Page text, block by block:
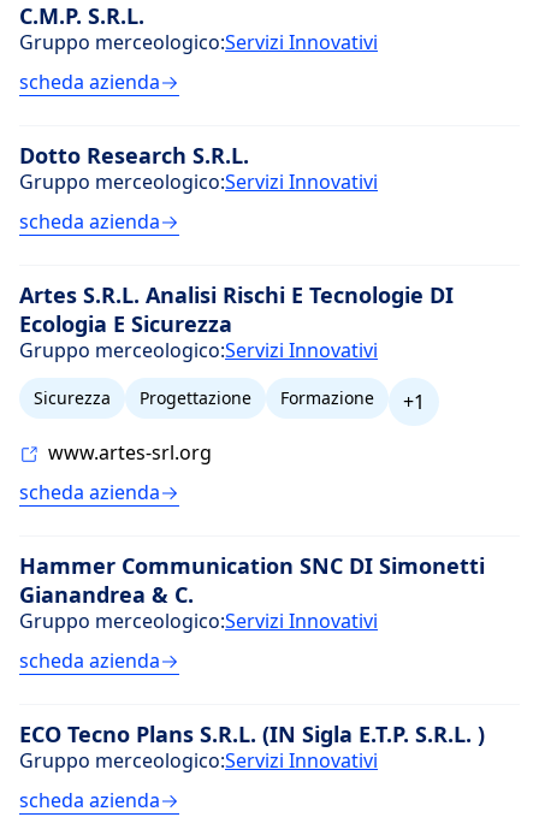
C.M.P. S.R.L.
Gruppo merceologico:Servizi Innovativi
scheda azienda
Dotto Research S.R.L.
Gruppo merceologico:Servizi Innovativi
scheda azienda
Artes S.R.L. Analisi Rischi E Tecnologie DI
Ecologia E Sicurezza
Gruppo merceologico:Servizi Innovativi
Sicurezza Progettazione Formazione
+1
www.artes-srl.org
scheda azienda
Hammer Communication SNC DI Simonetti
Gianandrea & C.
Gruppo merceologico:Servizi Innovativi
scheda azienda
ECO Tecno Plans S.R.L. (IN Sigla E.T.P. S.R.L. )
Gruppo merceologico:Servizi Innovativi
scheda azienda